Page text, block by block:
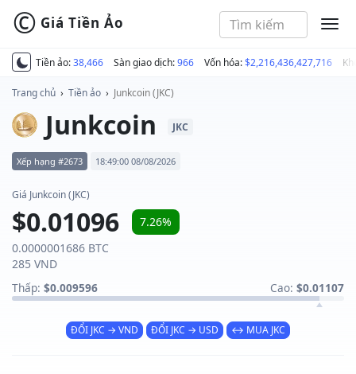
Tiền ảo:38,466 Sàn giao dịch:966 Vốn hóa:$2,216,436,427,716
© Giá Tiền Ảo
Trang chủ › Tiền ảo › Junkcoin (JKC)
Junkcoin JKC
Xếp hạng #2673 18:49:00 08/08/2026
Giá Junkcoin (JKC)
$0.01096
7.26%
0.0000001686 BTC
285 VND
Thấp: $0.009596 Cao: $0.01107
ĐỔI JKC → VND ĐỔI JKC → USD ↔ MUA JKC